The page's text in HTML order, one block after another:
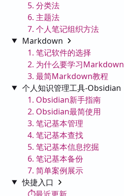
5. 分类法
6. 主题法
7. 个人笔记组织方法
Markdown
1. 笔记软件的选择
2. 为什么要学习Markdown
3. 最简Markdown教程
个人知识管理工具-Obsidian
1. Obsidian新手指南
2. Obsidian最简使用
3. 笔记基本管理
4. 笔记基本查找
5. 笔记基本信息挖掘
6. 笔记基本备份
7. 简单案例展示
快捷入口
⏱️最近更新